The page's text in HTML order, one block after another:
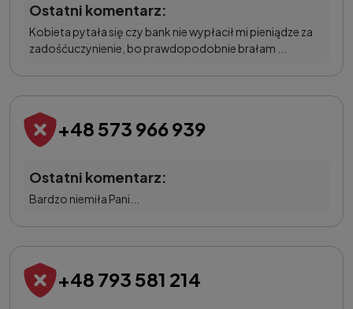
Ostatni komentarz:
Kobieta pytała się czy bank nie wypłacił mi pieniądze za
zadośćuczynienie, bo prawdopodobnie brałam ...
+48 573 966 939
Ostatni komentarz:
Bardzo niemiła Pani...
+48 793 581 214